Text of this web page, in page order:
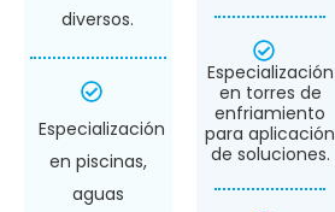
diversos.
Especialización
en piscinas,
aguas
Especialización
en torres de
enfriamiento
para aplicación
de soluciones.